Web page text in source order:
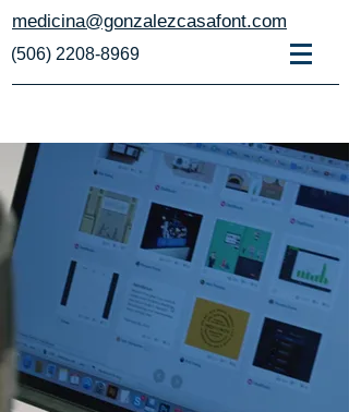
medicina@gonzalezcasafont.com
(506) 2208-8969